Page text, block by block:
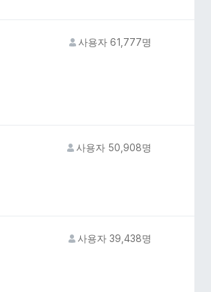
사용자 61,777명
사용자 50,908명
사용자 39,438명